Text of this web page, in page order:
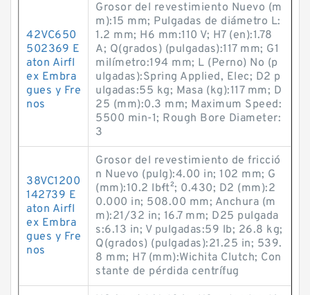
42VC650
502369 E
aton Airfl
ex Embra
gues y Fre
nos
Grosor del revestimiento Nuevo (m
m):15 mm; Pulgadas de diámetro L:
1.2 mm; H6 mm:110 V; H7 (en):1.78
A; Q(grados) (pulgadas):117 mm; G1
milímetro:194 mm; L (Perno) No (p
ulgadas):Spring Applied, Elec; D2 p
ulgadas:55 kg; Masa (kg):117 mm; D
25 (mm):0.3 mm; Maximum Speed:
5500 min-1; Rough Bore Diameter:
3
38VC1200
142739 E
aton Airfl
ex Embra
gues y Fre
nos
Grosor del revestimiento de fricció
n Nuevo (pulg):4.00 in; 102 mm; G
(mm):10.2 lb·ft²; 0.430; D2 (mm):2
0.000 in; 508.00 mm; Anchura (m
m):21/32 in; 16.7 mm; D25 pulgada
s:6.13 in; V pulgadas:59 lb; 26.8 kg;
Q(grados) (pulgadas):21.25 in; 539.
8 mm; H7 (mm):Wichita Clutch; Con
stante de pérdida centrífug